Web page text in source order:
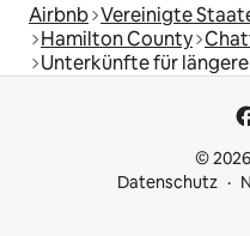
Airbnb Vereinigte
Hamilton County
Unterkünfte für
©
Datenschutz